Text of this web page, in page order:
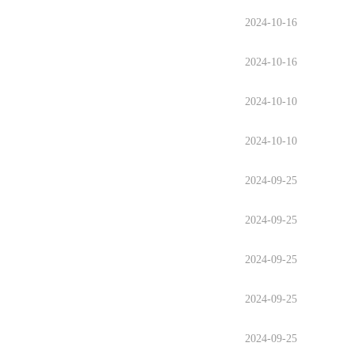
2024-10-16
2024-10-16
2024-10-10
2024-10-10
2024-09-25
2024-09-25
2024-09-25
2024-09-25
2024-09-25